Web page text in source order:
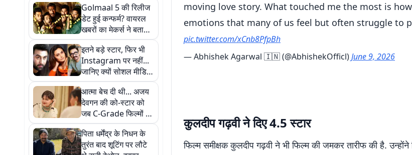
Golmaal 5 की रिलीज
डेट हुई कन्फर्म? वायरल
खबरों का मेकर्स ने बताया
सच
इतने बड़े स्टार, फिर भी
Instagram पर नहीं...
जानिए क्यों सोशल मीडिया
से दूर हैं ये बॉलीवुड सितारे
आत्मा बेच दी थी... अजय
देवगन की को-स्टार को
जब C-Grade फिल्मों में
करना पड़ा था काम, आज
भी होता है अफसोस
पिता धर्मेंद्र के निधन के
तुरंत बाद शूटिंग पर लौटे
moving love story. What touched me the most is
emotions that many of us feel but often struggle to
pic.twitter.com/xCnb8PfpBh
— Abhishek Agarwal 🇮🇳 (@AbhishekOfficl)June 9, 2026
कुलदीप गढ़वी ने दिए 4.5 स्टार
फिल्म समीक्षक कुलदीप गढ़वी ने भी फिल्म की जमकर तारीफ की है. उन्होंने